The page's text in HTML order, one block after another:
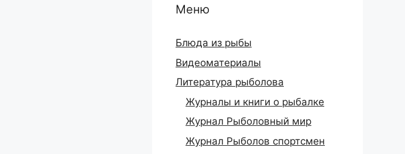
Меню
Блюда из рыбы
Видеоматериалы
Литература рыболова
Журналы и книги о рыбалке
Журнал Рыболовный мир
Журнал Рыболов спортсмен